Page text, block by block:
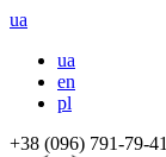
ua
ua
en
pl
+38 (096) 791-79-41